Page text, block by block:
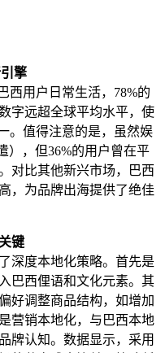
擎
西用户日常生活，78%的
字远超全球平均水平，使
。值得注意的是，虽然娱
），但36%的用户曾在平
对比其他新兴市场，巴西
，为品牌出海提供了绝佳
键
深度本地化策略。首先是
巴西俚语和文化元素。其
好调整商品结构，如增加
营销本地化，与巴西本地
牌认知。数据显示，采用